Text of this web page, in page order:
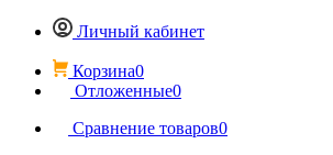
Личный кабинет
Корзина0
Отложенные0
Сравнение товаров0